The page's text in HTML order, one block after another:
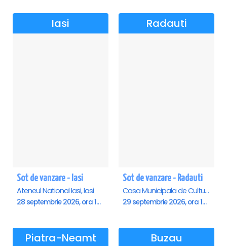
Iasi
Sot de vanzare - Iasi
Ateneul National Iasi, Iasi
28 septembrie 2026, ora 19:00
Radauti
Sot de vanzare - Radauti
Casa Municipala de Cultura, Radauti
29 septembrie 2026, ora 19:00
Piatra-Neamt Buzau